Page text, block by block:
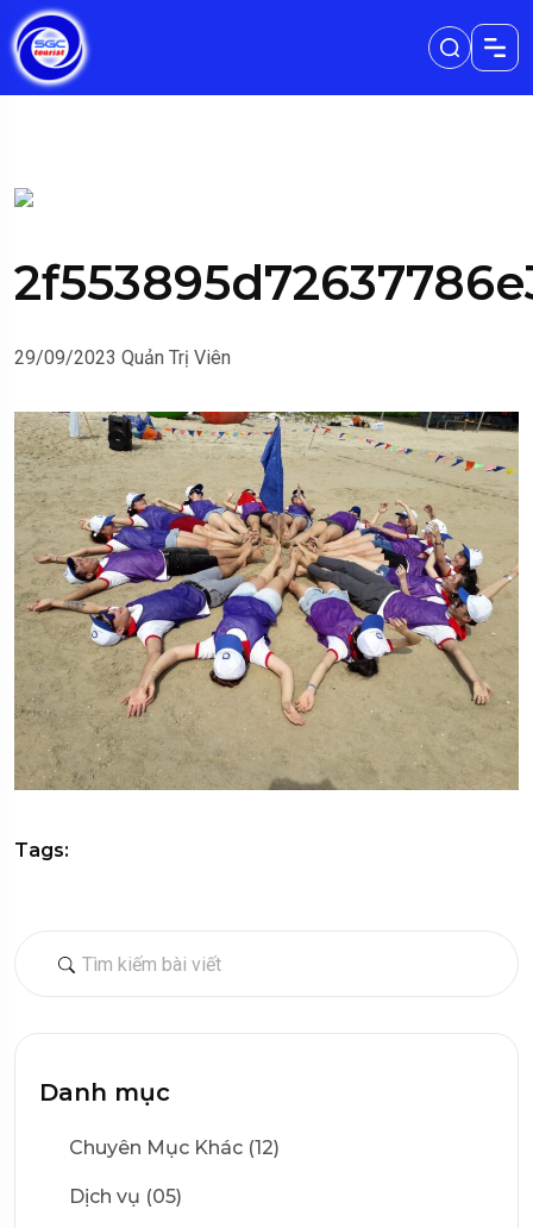
Danh mục
Chuyên Mục Khác (12)
Dịch vụ (05)
29/09/2023 Quản Trị Viên
Tags: